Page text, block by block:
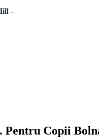
–
Copii